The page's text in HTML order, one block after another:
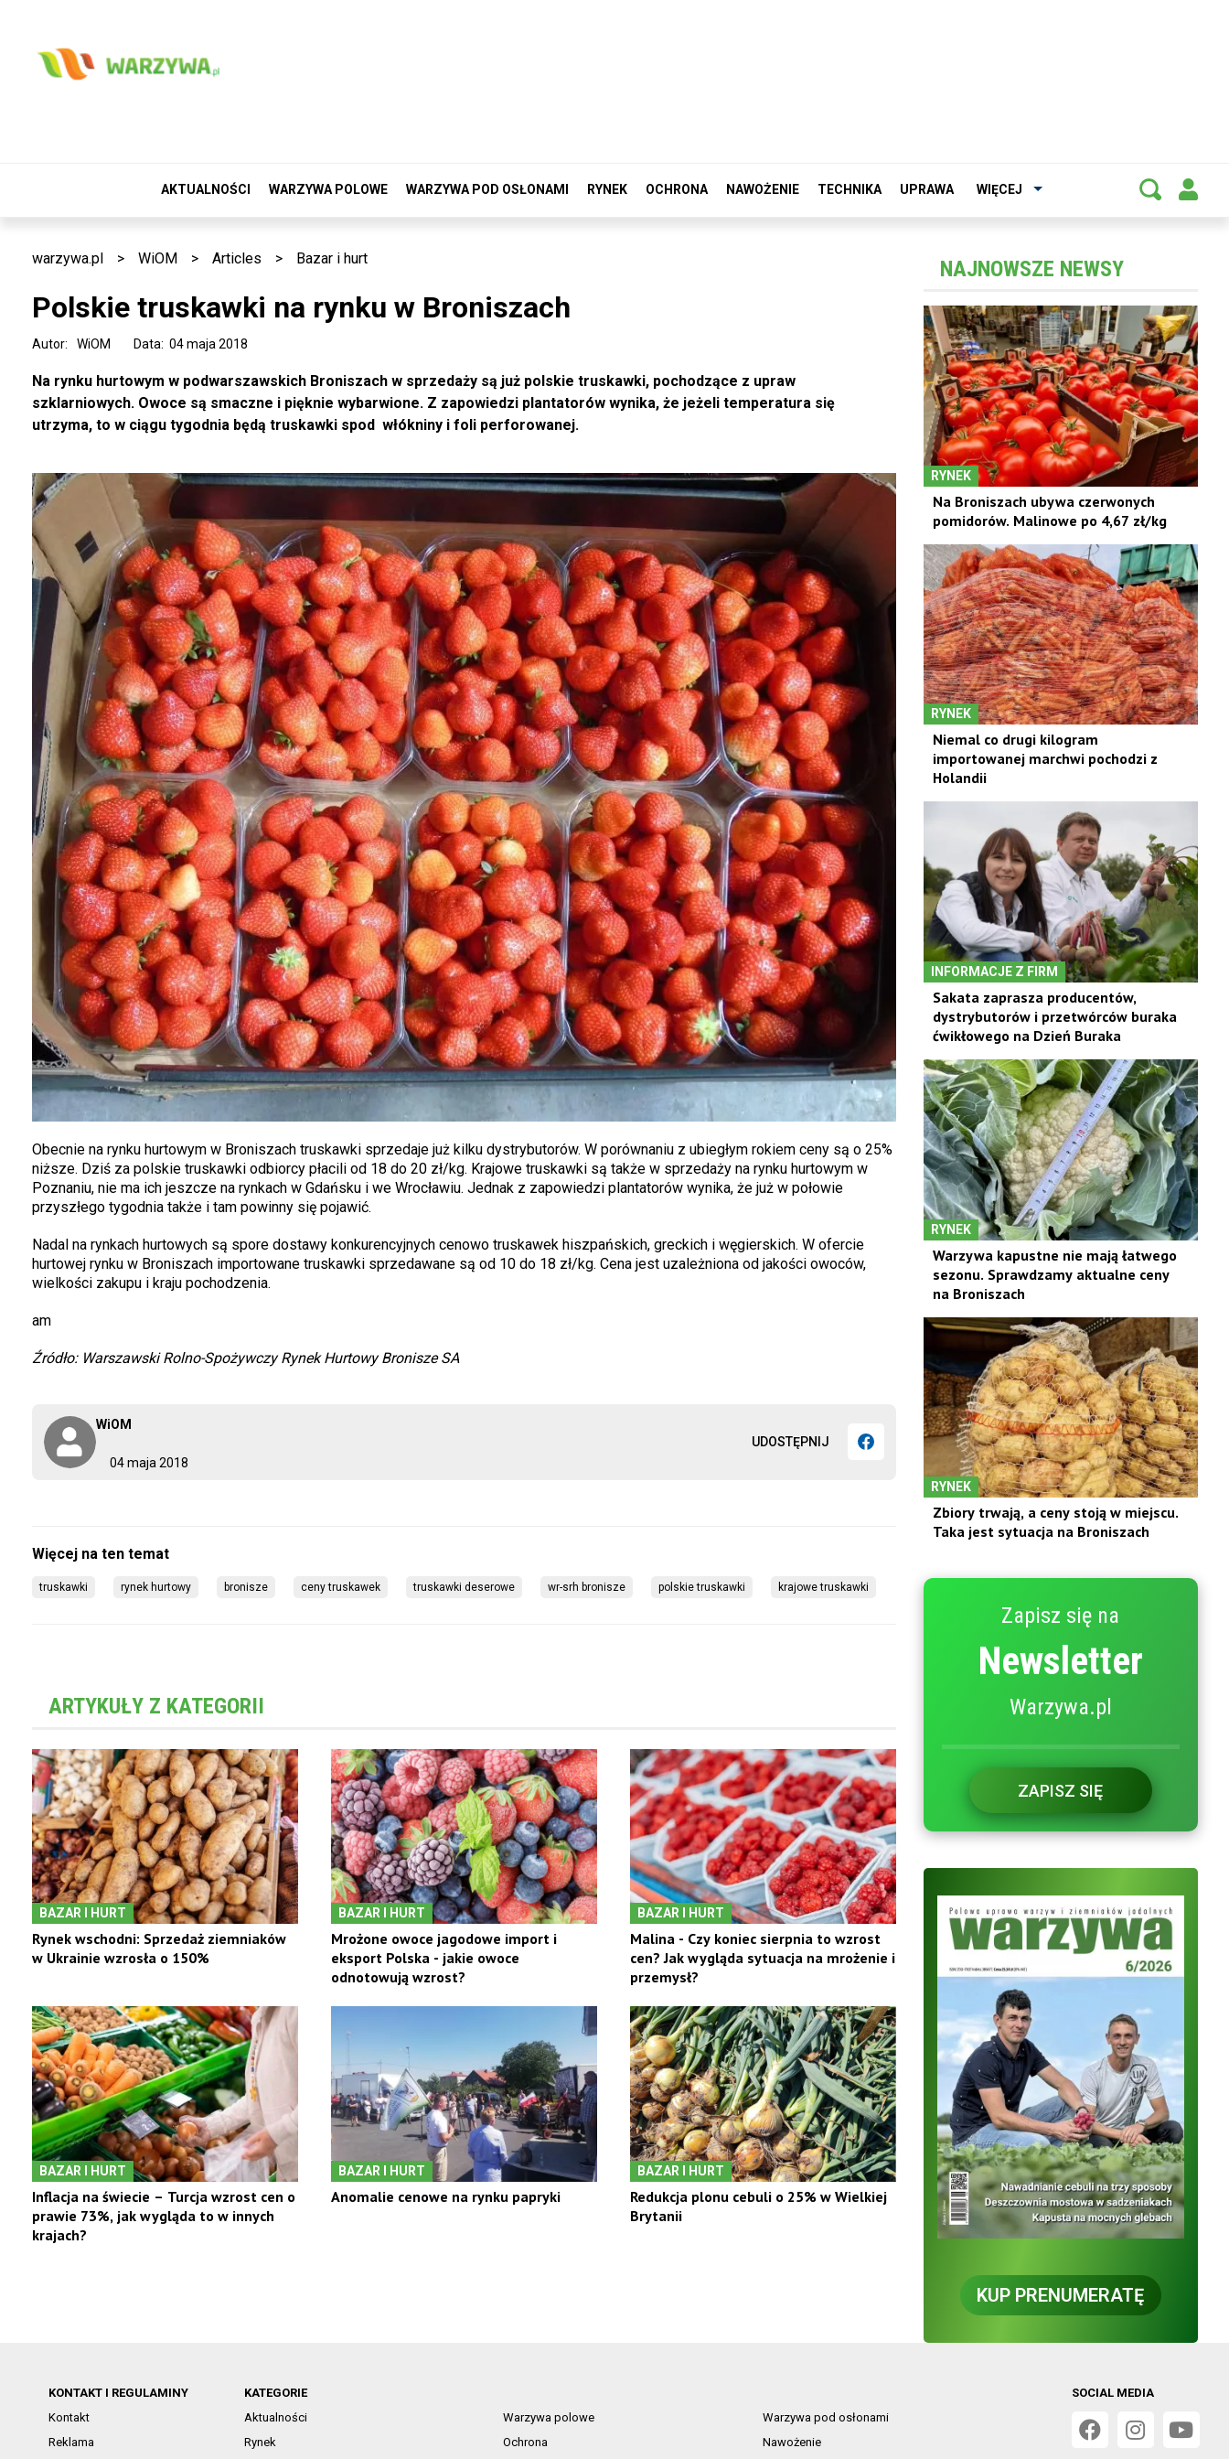
AKTUALNOŚCI WARZYWA POLOWE WARZYWA POD OSŁONAMI RYNEK OCHRONA NAWOŻENIE TECHNIKA UPRAWA WIĘCEJ
warzywa.pl > WiOM > Articles > Bazar i hurt
Polskie truskawki na rynku w Broniszach
Data: 04 maja 2018
Autor: WiOM
04 maja 2018
WiOM
UDOSTĘPNIJ
Na rynku hurtowym w podwarszawskich Broniszach w sprzedaży są już polskie truskawki, pochodzące z upraw
szklarniowych. Owoce są smaczne i pięknie wybarwione. Z zapowiedzi plantatorów wynika, że jeżeli temperatura się
utrzyma, to w ciągu tygodnia będą truskawki spod włókniny i foli perforowanej.
Obecnie na rynku hurtowym w Broniszach truskawki sprzedaje już kilku dystrybutorów. W porównaniu z ubiegłym rokiem ceny są o 25%
niższe. Dziś za polskie truskawki odbiorcy płacili od 18 do 20 zł/kg. Krajowe truskawki są także w sprzedaży na rynku hurtowym w
Poznaniu, nie ma ich jeszcze na rynkach w Gdańsku i we Wrocławiu. Jednak z zapowiedzi plantatorów wynika, że już w połowie
przyszłego tygodnia także i tam powinny się pojawić.
Nadal na rynkach hurtowych są spore dostawy konkurencyjnych cenowo truskawek hiszpańskich, greckich i węgierskich. W ofercie
hurtowej rynku w Broniszach importowane truskawki sprzedawane są od 10 do 18 zł/kg. Cena jest uzależniona od jakości owoców,
wielkości zakupu i kraju pochodzenia.
am
Źródło: Warszawski Rolno-Spożywczy Rynek Hurtowy Bronisze SA
truskawki rynek hurtowy bronisze ceny truskawek truskawki deserowe wr-srh bronisze polskie truskawki krajowe truskawki
ARTYKUŁY Z KATEGORII
BAZAR I HURT
Rynek wschodni: Sprzedaż ziemniaków
w Ukrainie wzrosła o 150%
BAZAR I HURT
Mrożone owoce jagodowe import i
eksport Polska - jakie owoce
odnotowują wzrost?
BAZAR I HURT
Malina - Czy koniec sierpnia to wzrost
cen? Jak wygląda sytuacja na mrożenie i
przemysł?
BAZAR I HURT
Inflacja na świecie – Turcja wzrost cen o
prawie 73%, jak wygląda to w innych
krajach?
BAZAR I HURT
Anomalie cenowe na rynku papryki
BAZAR I HURT
Redukcja plonu cebuli o 25% w Wielkiej
Brytanii
NAJNOWSZE NEWSY
RYNEK
Na Broniszach ubywa czerwonych
pomidorów. Malinowe po 4,67 zł/kg
RYNEK
Niemal co drugi kilogram
importowanej marchwi pochodzi z
Holandii
INFORMACJE Z FIRM
Sakata zaprasza producentów,
dystrybutorów i przetwórców buraka
ćwikłowego na Dzień Buraka
RYNEK
Warzywa kapustne nie mają łatwego
sezonu. Sprawdzamy aktualne ceny
na Broniszach
RYNEK
Zbiory trwają, a ceny stoją w miejscu.
Taka jest sytuacja na Broniszach
Zapisz się na
Newsletter
Warzywa.pl
ZAPISZ SIĘ
KUP PRENUMERATĘ
KONTAKT I REGULAMINY
Kontakt
Reklama
KATEGORIE
Aktualności
Warzywa polowe
Warzywa pod osłonami
Rynek
Ochrona Nawożenie
SOCIAL MEDIA